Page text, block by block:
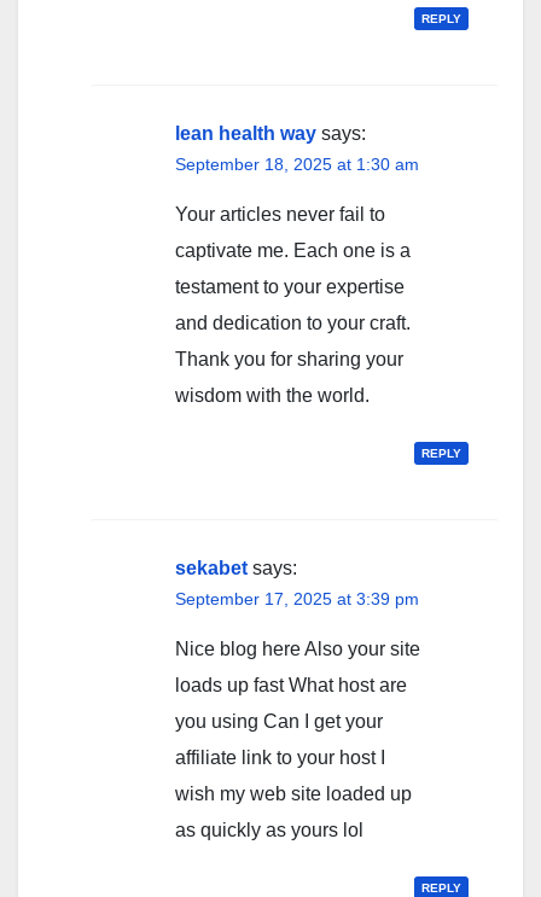
REPLY
lean health way says:
September 18, 2025 at 1:30 am
Your articles never fail to
captivate me. Each one is a
testament to your expertise
and dedication to your craft.
Thank you for sharing your
wisdom with the world.
REPLY
sekabet says:
September 17, 2025 at 3:39 pm
Nice blog here Also your site
loads up fast What host are
you using Can I get your
affiliate link to your host I
wish my web site loaded up
as quickly as yours lol
REPLY